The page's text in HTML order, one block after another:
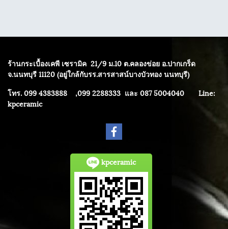
ร้านกระเบื้องเคพี เซรามิค 21/9 ม.10 ต.คลองข่อย อ.ปากเกร็ด
จ.นนทบุรี 11120 (อยู่ใกล้กับรร.สารสาสน์บางบัวทอง นนทบุรี)
โทร. 099 4383888 ,099 2288333 และ 087 5004040 Line:
kpceramic
kpceramic